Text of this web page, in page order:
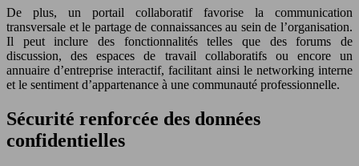
De plus, un portail collaboratif favorise la communication
transversale et le partage de connaissances au sein de l’organisation.
Il peut inclure des fonctionnalités telles que des forums de
discussion, des espaces de travail collaboratifs ou encore un
annuaire d’entreprise interactif, facilitant ainsi le networking interne
et le sentiment d’appartenance à une communauté professionnelle.
Sécurité renforcée des données
confidentielles